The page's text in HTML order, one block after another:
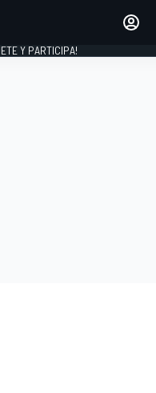
Y PARTICIPA!